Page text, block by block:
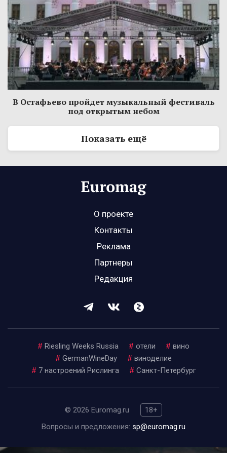
В Остафьево пройдет музыкальный фестиваль
под открытым небом
Показать ещё
О проекте
Контакты
Реклама
Партнеры
Редакция
# Riesling Weeks Russia # отели # вино
# GermanWineDay # виноделие
# 7 настроений Рислинга # Санкт-Петербург
© 2026 Euromag.ru
18+
Вопросы и предложения: sp@euromag.ru